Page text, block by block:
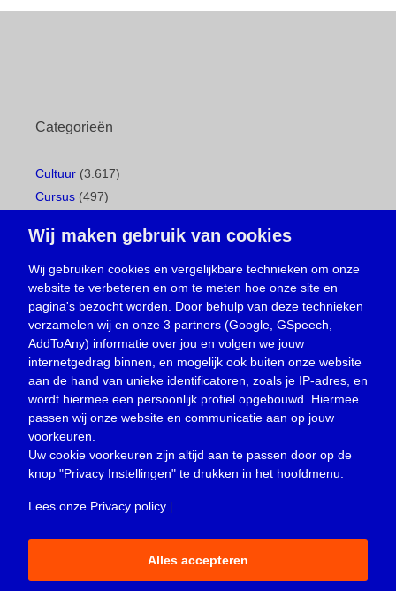
Categorieën
Cultuur (3.617)
Cursus (497)
Gemeentepagina(104)
Ingezonden brief(539)
Media(156)
Nieuws (23.330)
Oproep(734)
Overlijden(39)
Podcast(18)
prijsvraag (5)
Religie (1.438)
Service(226)
Vacature(1)
Verloren en gevonden(854)
Wij maken gebruik van cookies
Wij gebruiken cookies en vergelijkbare technieken om onze
website te verbeteren en om te meten hoe onze site en
pagina's bezocht worden. Door behulp van deze technieken
verzamelen wij en onze 3 partners (Google, GSpeech,
AddToAny) informatie over jou en volgen we jouw
internetgedrag binnen, en mogelijk ook buiten onze website
aan de hand van unieke identificatoren, zoals je IP-adres, en
wordt hiermee een persoonlijk profiel opgebouwd. Hiermee
passen wij onze website en communicatie aan op jouw
voorkeuren.
Uw cookie voorkeuren zijn altijd aan te passen door op de
knop "Privacy Instellingen" te drukken in het hoofdmenu.
Lees onze Privacy policy |
Alles accepteren